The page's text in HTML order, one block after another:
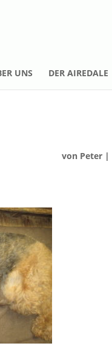
UNS DER AIREDALE
von Peter |